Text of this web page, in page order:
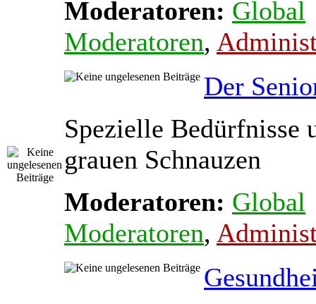
Moderatoren: Global
Moderatoren,
Der
Spezielle Bedürfnisse
grauen Schnauzen
Moderatoren: Global
Moderatoren,